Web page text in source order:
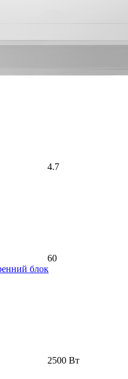
4.7
60
блок
2500 Вт